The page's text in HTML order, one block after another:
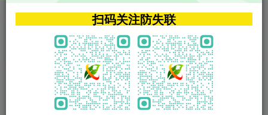
VIP特权介绍 APP源码
VIP特权介绍
火
VIP特权介绍
影视源码
影视源码
扫码关注防失联